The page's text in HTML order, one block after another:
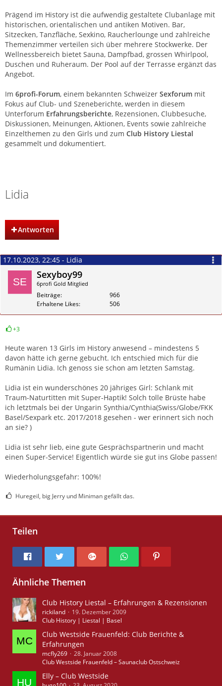
Prägend im History ist die aufwendig gestaltete Clubanlage mit
historischen, orientalischen und antiken Motiven. Bar,
Sitzecken, Tanzfläche, Sexkino, Raucherlounge und zahlreiche
Themenzimmer verteilen sich über mehrere Stockwerke. Der
Wellnessbereich bietet Sauna, Dampfbad, grossen Whirlpool,
Duschen und Ruheraum. Der Pool auf der Terrasse ergänzt das
Angebot.
Im 6profi-Forum, einem bekannten Schweizer Sexforum mit
Fokus auf Club- und Szeneberichte, werden in diesem
Unterforum Erfahrungsberichte, Rezensionen, Clubbesuche,
Diskussionen, Meinungen, Aktionen, Events sowie zahlreiche
Einzelthemen zu den Girls und zum Club History Liestal
gesammelt und dokumentiert.
Lidia
Antworten
17.10.2023, 22:45 - Lidia
Sexyboy99
6profi Gold Mitglied
Beiträge
966
Erhaltene Likes
506
+3
Heute waren 13 Girls im History anwesend – mindestens 5
davon hätte ich gerne gebucht. Ich entschied mich für die
Rumänin Lidia. Ich genoss sie schon am letzten Samstag.
Lidia ist ein wunderschönes 20 jähriges Girl: Schlank mit
Traum-Naturtitten mit Super-Haptik! Solch tolle Brüste habe
ich letztmals bei der Ungarin Synthia/Cynthia(Swiss/Globe/FKK
Basel/Sexpark etc. 2017/2018 gesehen - wer erinnert sich noch
an sie? )
Lidia ist sehr lieb, eine gute Gesprächspartnerin und macht
einen Super-Service! Eigentlich würde sie gut ins Globe passen!
Wiederholungsgefahr: 100%!
Huregeil, big Jerry und Miniman gefällt das.
Teilen
Ähnliche Themen
Club History Liestal – Erfahrungen & Rezensionen
rickiland
19. Dezember 2009
Club History | Liestal | Basel
Club Westside Frauenfeld: Club Berichte &
Erfahrungen
mcfly269
28. Januar 2008
Club Westside Frauenfeld – Saunaclub Ostschweiz
Elly – Club Westside